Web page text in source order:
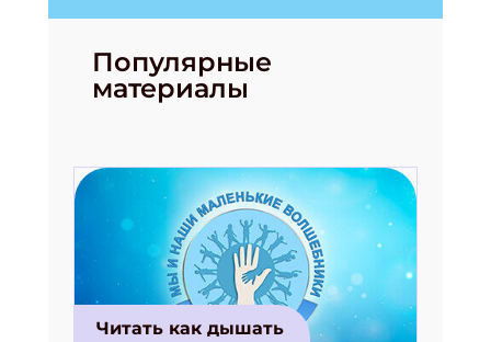
Популярные
материалы
Читать как дышать
Подпишись на рассылку